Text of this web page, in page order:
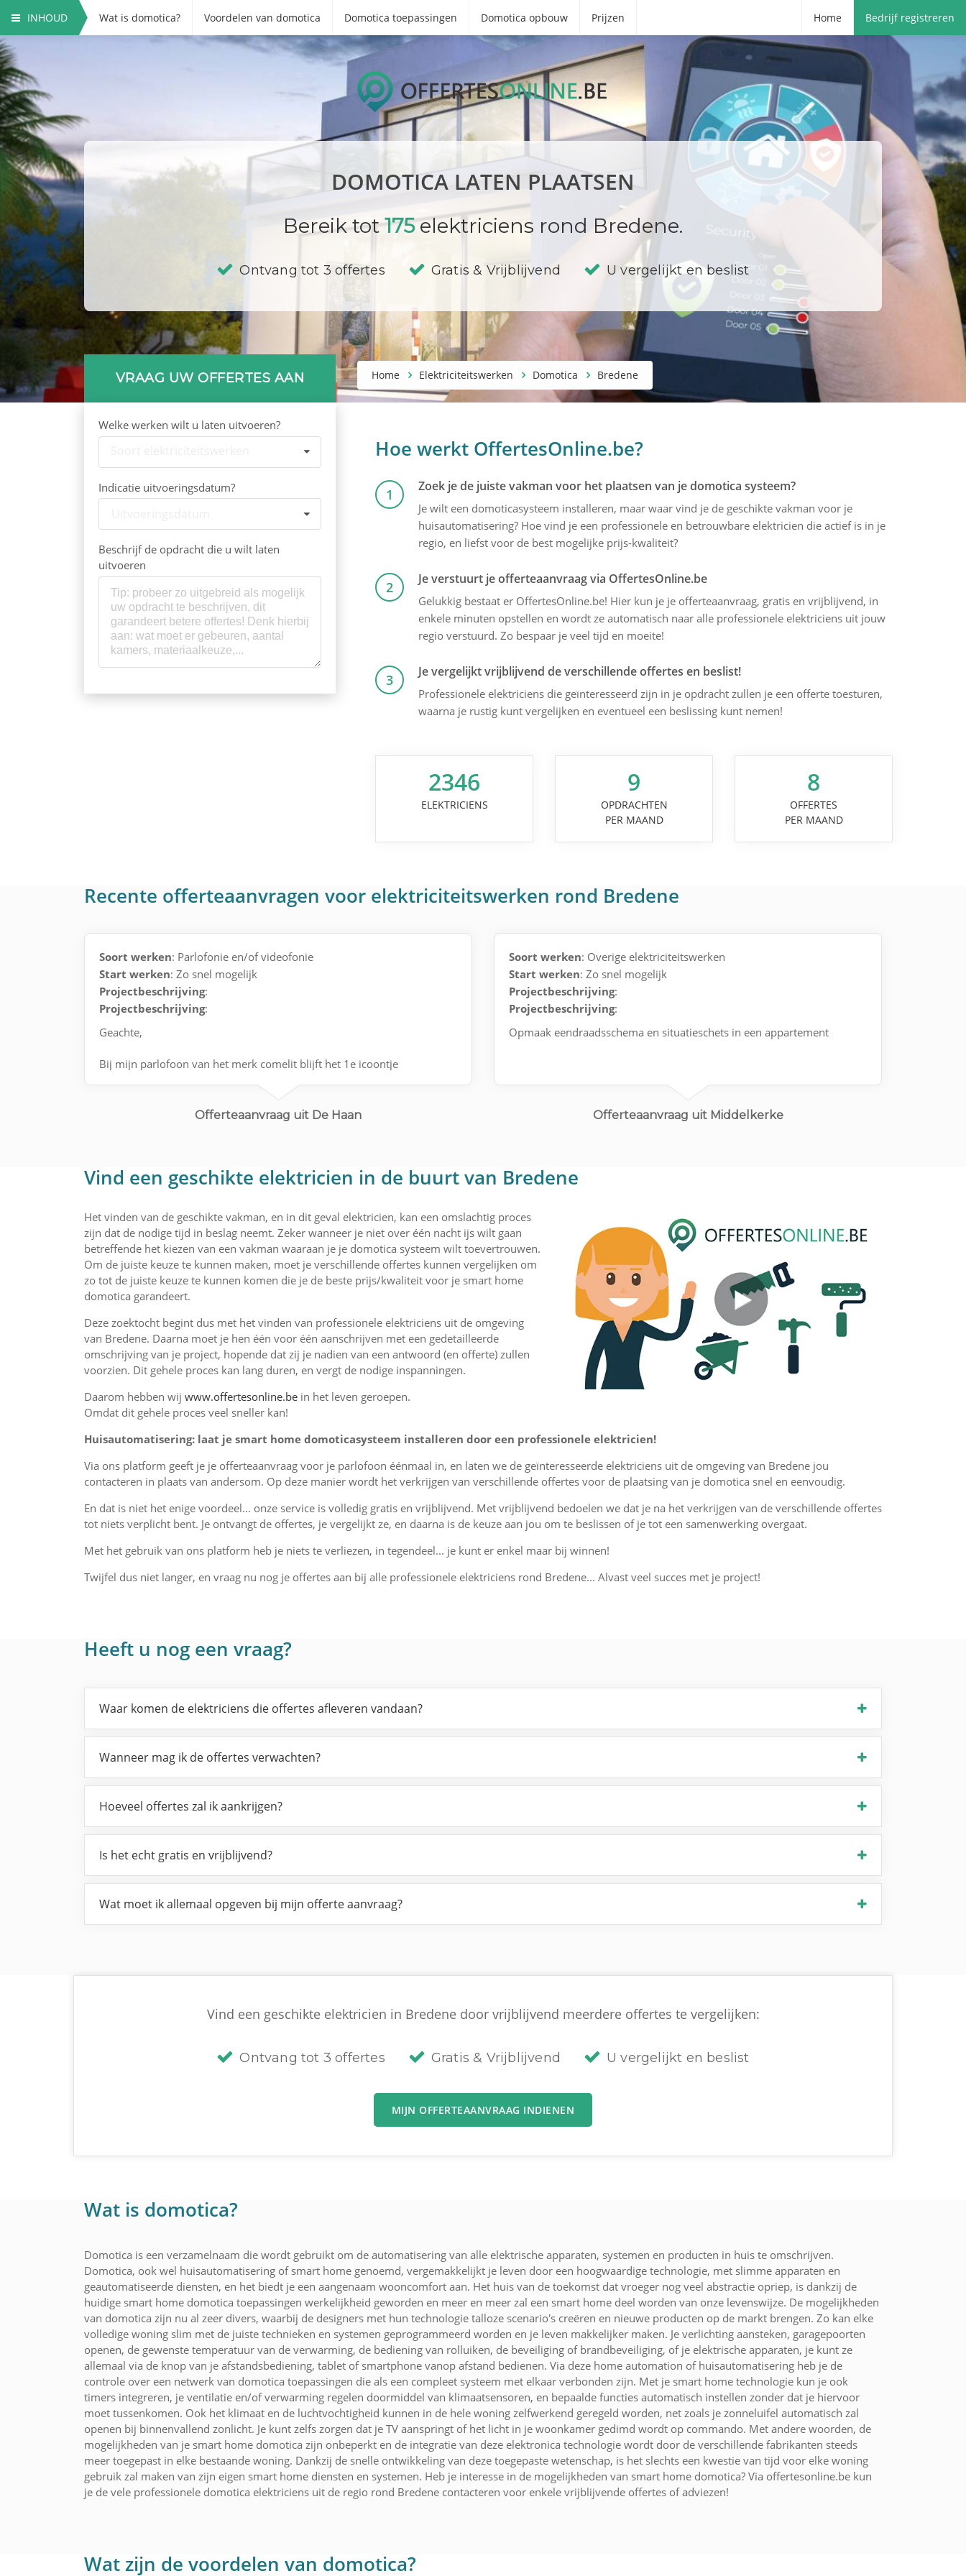
INHOUD Wat is domotica? Voordelen van domotica Domotica toepassingen Domotica opbouw Prijzen Home Bedrijf registreren
DOMOTICA LATEN PLAATSEN
Bereik tot175elektriciens rond Bredene.
Ontvang tot 3 offertes Gratis & Vrijblijvend U vergelijkt en beslist
Home Elektriciteitswerken Domotica Bredene
VRAAG UW OFFERTES AAN
Welke werken wilt u laten uitvoeren?
Indicatie uitvoeringsdatum?
Beschrijf de opdracht die u wilt laten
uitvoeren
Hoe werkt OffertesOnline.be?
1 Zoek je de juiste vakman voor het plaatsen van je domotica systeem?
Je wilt een domoticasysteem installeren, maar waar vind je de geschikte vakman voor je
huisautomatisering? Hoe vind je een professionele en betrouwbare elektricien die actief is in je
regio, en liefst voor de best mogelijke prijs-kwaliteit?
2 Je verstuurt je offerteaanvraag via OffertesOnline.be
Gelukkig bestaat er OffertesOnline.be! Hier kun je je offerteaanvraag, gratis en vrijblijvend, in
enkele minuten opstellen en wordt ze automatisch naar alle professionele elektriciens uit jouw
regio verstuurd. Zo bespaar je veel tijd en moeite!
3 Je vergelijkt vrijblijvend de verschillende offertes en beslist!
Professionele elektriciens die geïnteresseerd zijn in je opdracht zullen je een offerte toesturen,
waarna je rustig kunt vergelijken en eventueel een beslissing kunt nemen!
2346
ELEKTRICIENS
9
OPDRACHTEN
PER MAAND
8
OFFERTES
PER MAAND
Recente offerteaanvragen voor elektriciteitswerken rond Bredene
Soort werken: Parlofonie en/of videofonie
Start werken: Zo snel mogelijk
Projectbeschrijving:
Projectbeschrijving:
Geachte,
Bij mijn parlofoon van het merk comelit blijft het 1e icoontje
Graag een kleine revisie
alvast bedankt
Offerteaanvraag uit De Haan
Soort werken: Overige elektriciteitswerken
Start werken: Zo snel mogelijk
Projectbeschrijving:
Projectbeschrijving:
Opmaak eendraadsschema en situatieschets in een appartement
Offerteaanvraag uit Middelkerke
Vind een geschikte elektricien in de buurt van Bredene
Het vinden van de geschikte vakman, en in dit geval elektricien, kan een omslachtig proces
zijn dat de nodige tijd in beslag neemt. Zeker wanneer je niet over één nacht ijs wilt gaan
betreffende het kiezen van een vakman waaraan je je domotica systeem wilt toevertrouwen.
Om de juiste keuze te kunnen maken, moet je verschillende offertes kunnen vergelijken om
zo tot de juiste keuze te kunnen komen die je de beste prijs/kwaliteit voor je smart home
domotica garandeert.
Deze zoektocht begint dus met het vinden van professionele elektriciens uit de omgeving
van Bredene. Daarna moet je hen één voor één aanschrijven met een gedetailleerde
omschrijving van je project, hopende dat zij je nadien van een antwoord (en offerte) zullen
voorzien. Dit gehele proces kan lang duren, en vergt de nodige inspanningen.
Daarom hebben wij www.offertesonline.be in het leven geroepen.
Omdat dit gehele proces veel sneller kan!
Huisautomatisering: laat je smart home domoticasysteem installeren door een professionele elektricien!
Via ons platform geeft je je offerteaanvraag voor je parlofoon éénmaal in, en laten we de geïnteresseerde elektriciens uit de omgeving van Bredene jou
contacteren in plaats van andersom. Op deze manier wordt het verkrijgen van verschillende offertes voor de plaatsing van je domotica snel en eenvoudig.
En dat is niet het enige voordeel... onze service is volledig gratis en vrijblijvend. Met vrijblijvend bedoelen we dat je na het verkrijgen van de verschillende offertes
tot niets verplicht bent. Je ontvangt de offertes, je vergelijkt ze, en daarna is de keuze aan jou om te beslissen of je tot een samenwerking overgaat.
Met het gebruik van ons platform heb je niets te verliezen, in tegendeel... je kunt er enkel maar bij winnen!
Twijfel dus niet langer, en vraag nu nog je offertes aan bij alle professionele elektriciens rond Bredene... Alvast veel succes met je project!
Heeft u nog een vraag?
Waar komen de elektriciens die offertes afleveren vandaan?
Wanneer mag ik de offertes verwachten?
Hoeveel offertes zal ik aankrijgen?
Is het echt gratis en vrijblijvend?
Wat moet ik allemaal opgeven bij mijn offerte aanvraag?
Vind een geschikte elektricien in Bredene door vrijblijvend meerdere offertes te vergelijken:
Ontvang tot 3 offertes Gratis & Vrijblijvend U vergelijkt en beslist
MIJN OFFERTEAANVRAAG INDIENEN
Wat is domotica?
Domotica is een verzamelnaam die wordt gebruikt om de automatisering van alle elektrische apparaten, systemen en producten in huis te omschrijven.
Domotica, ook wel huisautomatisering of smart home genoemd, vergemakkelijkt je leven door een hoogwaardige technologie, met slimme apparaten en
geautomatiseerde diensten, en het biedt je een aangenaam wooncomfort aan. Het huis van de toekomst dat vroeger nog veel abstractie opriep, is dankzij de
huidige smart home domotica toepassingen werkelijkheid geworden en meer en meer zal een smart home deel worden van onze levenswijze. De mogelijkheden
van domotica zijn nu al zeer divers, waarbij de designers met hun technologie talloze scenario's creëren en nieuwe producten op de markt brengen. Zo kan elke
volledige woning slim met de juiste technieken en systemen geprogrammeerd worden en je leven makkelijker maken. Je verlichting aansteken, garagepoorten
openen, de gewenste temperatuur van de verwarming, de bediening van rolluiken, de beveiliging of brandbeveiliging, of je elektrische apparaten, je kunt ze
allemaal via de knop van je afstandsbediening, tablet of smartphone vanop afstand bedienen. Via deze home automation of huisautomatisering heb je de
controle over een netwerk van domotica toepassingen die als een compleet systeem met elkaar verbonden zijn. Met je smart home technologie kun je ook
timers integreren, je ventilatie en/of verwarming regelen doormiddel van klimaatsensoren, en bepaalde functies automatisch instellen zonder dat je hiervoor
moet tussenkomen. Ook het klimaat en de luchtvochtigheid kunnen in de hele woning zelfwerkend geregeld worden, net zoals je zonneluifel automatisch zal
openen bij binnenvallend zonlicht. Je kunt zelfs zorgen dat je TV aanspringt of het licht in je woonkamer gedimd wordt op commando. Met andere woorden, de
mogelijkheden van je smart home domotica zijn onbeperkt en de integratie van deze elektronica technologie wordt door de verschillende fabrikanten steeds
meer toegepast in elke bestaande woning. Dankzij de snelle ontwikkeling van deze toegepaste wetenschap, is het slechts een kwestie van tijd voor elke woning
gebruik zal maken van zijn eigen smart home diensten en systemen. Heb je interesse in de mogelijkheden van smart home domotica? Via offertesonline.be kun
je de vele professionele domotica elektriciens uit de regio rond Bredene contacteren voor enkele vrijblijvende offertes of adviezen!
Wat zijn de voordelen van domotica?